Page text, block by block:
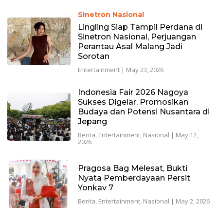
Sinetron Nasional
Lingling Siap Tampil Perdana di
Sinetron Nasional, Perjuangan
Perantau Asal Malang Jadi
Sorotan
Entertainment| May 23, 2026
Indonesia Fair 2026 Nagoya
Sukses Digelar, Promosikan
Budaya dan Potensi Nusantara di
Jepang
Berita, Entertainment, Nasional | May 12,
2026
Pragosa Bag Melesat, Bukti
Nyata Pemberdayaan Persit
Yonkav 7
Berita, Entertainment, Nasional | May 2, 2026